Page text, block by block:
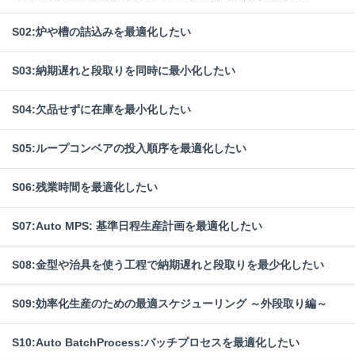
S02:炉や槽の詰込みを最適化したい
S03:納期遅れと段取りを同時に最小化したい
S04:欠品せずに在庫を最小化したい
S05:ループコンベアの投入順序を最適化したい
S06:残業時間を最適化したい
S07:Auto MPS: 基準日程生産計画を最適化したい
S08:金型や治具を使う工程で納期遅れと段取りを最少化したい
S09:効率化生産のための最適スケジューリング ～外段取り編～
S10:Auto BatchProcess:バッチプロセスを最適化したい